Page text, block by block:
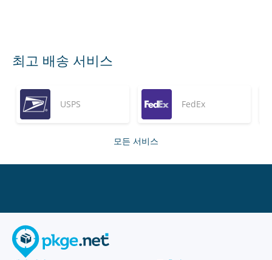
최고 배송 서비스
USPS FedEx
모든 서비스